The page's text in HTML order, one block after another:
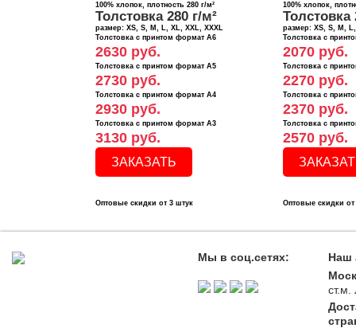
100% хлопок, плотность 280 г/м²
Толстовка 280 г/м²
размер: XS, S, M, L, XL, XXL, XXXL
Толстовка с принтом формат А6
2630 руб.
Толстовка с принтом формат А5
2730 руб.
Толстовка с принтом формат А4
2930 руб.
Толстовка с принтом формат А3
3130 руб.
ЗАКАЗАТЬ
Оптовые скидки от 3 штук
100% хлопок,
Толстовка
размер: XS, S, M,
Толстовка с
2070 руб.
Толстовка с
2270 руб.
Толстовка с
2370 руб.
Толстовка с
2570 руб.
Оптовые скидки от
Мы в соц.сетях:
Наш
ст.м.